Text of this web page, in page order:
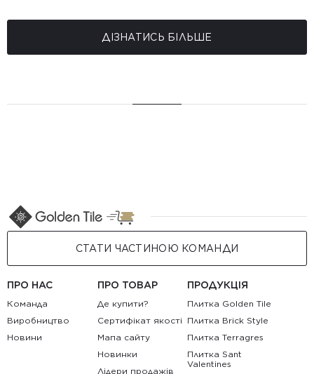
ДІЗНАТИСЬ БІЛЬШЕ
СТАТИ ЧАСТИНОЮ КОМАНДИ
ПРО НАС
Команда
Виробництво
Новини
ПРО ТОВАР
Де купити?
Сертифікат якості
Мапа сайту
Новинки
Лідери продажів
ПРОДУКЦІЯ
Плитка Golden Tile
Плитка Brick Style
Плитка Terragres
Плитка Sant
Valentines